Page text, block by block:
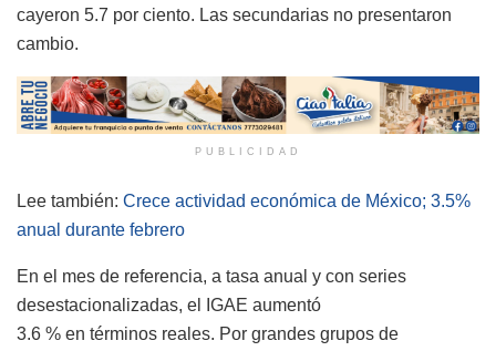
cayeron 5.7 por ciento. Las secundarias no presentaron
cambio.
PUBLICIDAD
Lee también: Crece actividad económica de México; 3.5%
anual durante febrero
En el mes de referencia, a tasa anual y con series
desestacionalizadas, el IGAE aumentó
3.6 % en términos reales. Por grandes grupos de